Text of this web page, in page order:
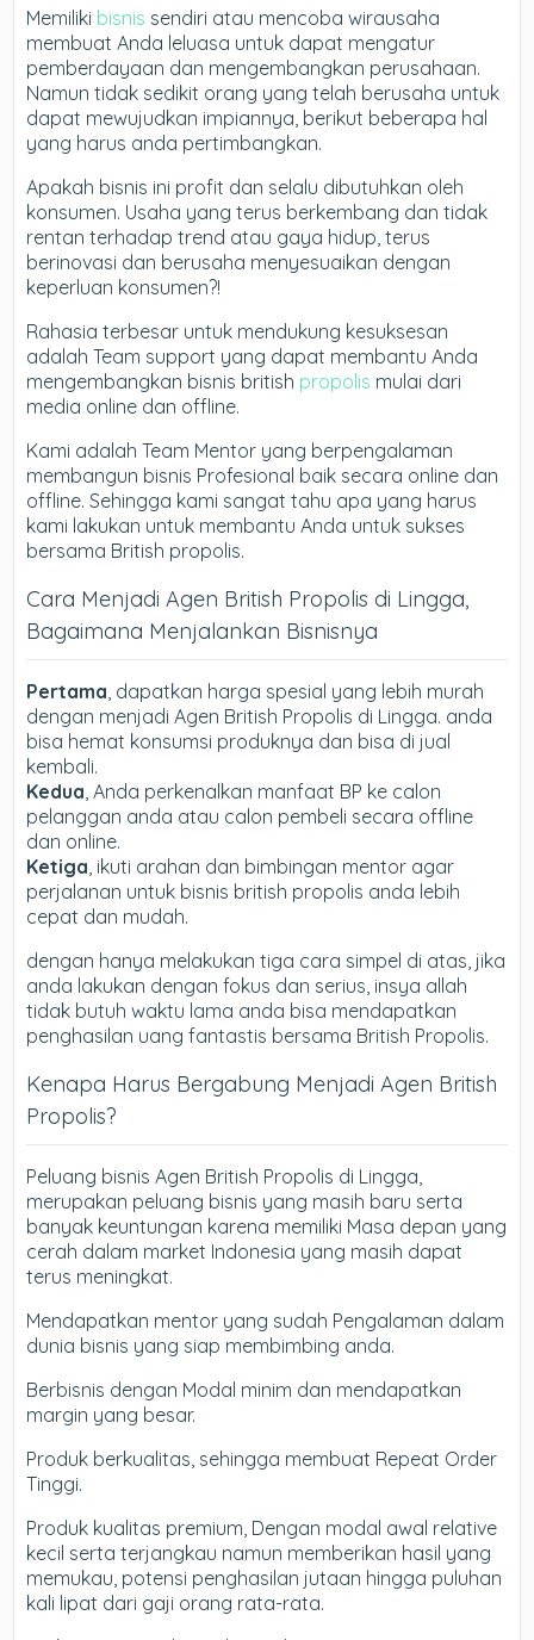
Memiliki bisnis sendiri atau mencoba wirausaha
membuat Anda leluasa untuk dapat mengatur
pemberdayaan dan mengembangkan perusahaan.
Namun tidak sedikit orang yang telah berusaha untuk
dapat mewujudkan impiannya, berikut beberapa hal
yang harus anda pertimbangkan.
Apakah bisnis ini profit dan selalu dibutuhkan oleh
konsumen. Usaha yang terus berkembang dan tidak
rentan terhadap trend atau gaya hidup, terus
berinovasi dan berusaha menyesuaikan dengan
keperluan konsumen?!
Rahasia terbesar untuk mendukung kesuksesan
adalah Team support yang dapat membantu Anda
mengembangkan bisnis british propolis mulai dari
media online dan offline.
Kami adalah Team Mentor yang berpengalaman
membangun bisnis Profesional baik secara online dan
offline. Sehingga kami sangat tahu apa yang harus
kami lakukan untuk membantu Anda untuk sukses
bersama British propolis.
Cara Menjadi Agen British Propolis di Lingga,
Bagaimana Menjalankan Bisnisnya
Pertama, dapatkan harga spesial yang lebih murah
dengan menjadi Agen British Propolis di Lingga. anda
bisa hemat konsumsi produknya dan bisa di jual
kembali.
Kedua, Anda perkenalkan manfaat BP ke calon
pelanggan anda atau calon pembeli secara offline
dan online.
Ketiga, ikuti arahan dan bimbingan mentor agar
perjalanan untuk bisnis british propolis anda lebih
cepat dan mudah.
dengan hanya melakukan tiga cara simpel di atas, jika
anda lakukan dengan fokus dan serius, insya allah
tidak butuh waktu lama anda bisa mendapatkan
penghasilan uang fantastis bersama British Propolis.
Kenapa Harus Bergabung Menjadi Agen British
Propolis?
Peluang bisnis Agen British Propolis di Lingga,
merupakan peluang bisnis yang masih baru serta
banyak keuntungan karena memiliki Masa depan yang
cerah dalam market Indonesia yang masih dapat
terus meningkat.
Mendapatkan mentor yang sudah Pengalaman dalam
dunia bisnis yang siap membimbing anda.
Berbisnis dengan Modal minim dan mendapatkan
margin yang besar.
Produk berkualitas, sehingga membuat Repeat Order
Tinggi.
Produk kualitas premium, Dengan modal awal relative
kecil serta terjangkau namun memberikan hasil yang
memukau, potensi penghasilan jutaan hingga puluhan
kali lipat dari gaji orang rata-rata.